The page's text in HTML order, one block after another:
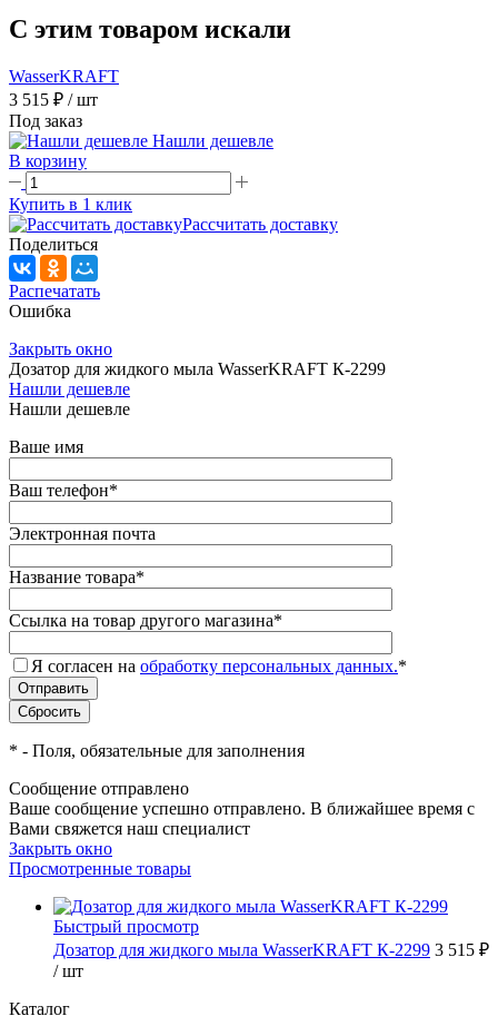
C этим товаром искали
WasserKRAFT
3 515 ₽ / шт
Под заказ
Нашли дешевле
В корзину
Купить в 1 клик
Рассчитать доставку
Поделиться
Распечатать
Ошибка
Закрыть окно
Дозатор для жидкого мыла WasserKRAFT К-2299
Нашли дешевле
Нашли дешевле
Ваше имя
Ваш телефон*
Электронная почта
Название товара*
Ссылка на товар другого магазина*
Я согласен на обработку персональных данных.*
* - Поля, обязательные для заполнения
Сообщение отправлено
Ваше сообщение успешно отправлено. В ближайшее время с
Вами свяжется наш специалист
Закрыть окно
Просмотренные товары
Быстрый просмотр
Дозатор для жидкого мыла WasserKRAFT К-2299 3 515 ₽
/ шт
Каталог